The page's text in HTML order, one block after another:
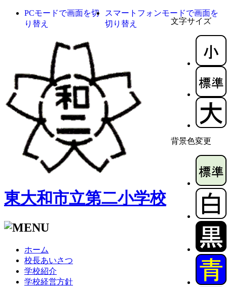
文字サイズ
背景色変更
PCモードで画面を切
り替え
スマートフォンモードで画面を
切り替え
東大和市立第二小学校
ホーム
校長あいさつ
学校紹介
学校経営方針